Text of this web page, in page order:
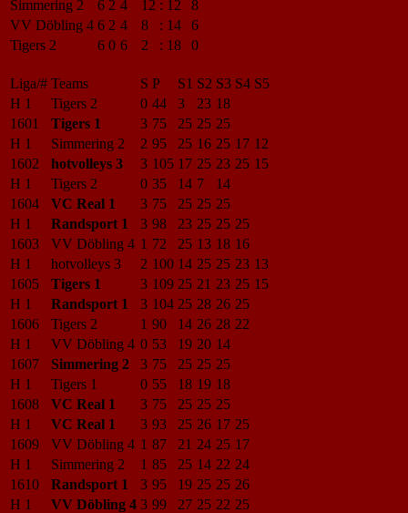
Simmering 2 6 2 4 12 : 12
8
VV Döbling 4 6 2 4 8 : 14
6
Tigers 2
6 0 6 2 : 18 0
Liga/# Teams S P S1 S2 S3 S4 S5
H 1
Tigers 2 0 44 3 23 18
1601
Tigers 1 3 75 25 25 25
H 1
Simmering 2 2 95 25 16 25 17 12
1602
hotvolleys 3 3 105 17 25 23 25 15
H 1
Tigers 2 0 35 14 7
14
1604
VC Real 1 3 75 25 25 25
H 1
Randsport 1 3 98 23 25 25 25
1603
VV Döbling 4 1 72 25 13 18 16
H 1
hotvolleys 3 2 100 14 25 25 23 13
1605
Tigers 1 3 109 25 21 23 25 15
H 1
Randsport 1 3 104 25 28 26 25
1606
Tigers 2 1 90 14 26 28 22
H 1
VV Döbling 4 0 53 19 20 14
1607
Simmering 2 3 75 25 25 25
H 1
Tigers 1 0 55 18 19 18
1608
VC Real 1 3 75 25 25 25
H 1
VC Real 1 3 93 25 26 17 25
1609
VV Döbling 4 1 87 21 24 25 17
H 1
Simmering 2 1 85 25 14 22 24
1610
Randsport 1 3 95 19 25 25 26
H 1
VV Döbling 4 3 99 27 25 22 25